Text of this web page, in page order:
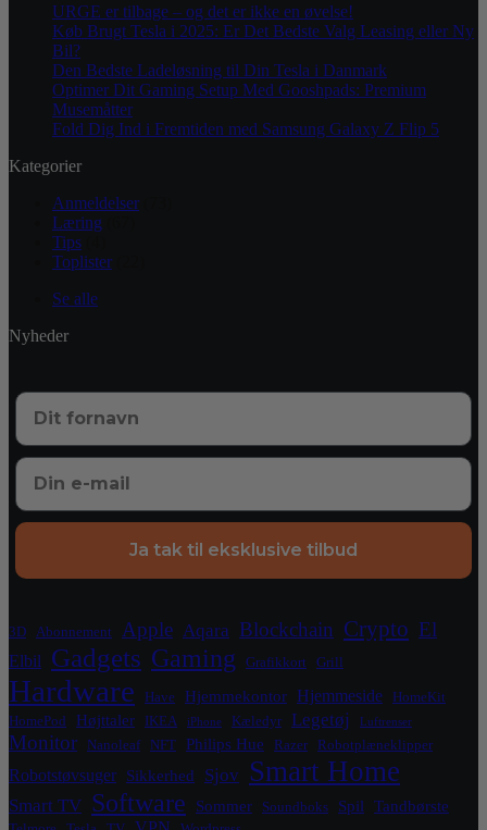
URGE er tilbage – og det er ikke en øvelse!
Køb Brugt Tesla i 2025: Er Det Bedste Valg Leasing eller Ny
Bil?
Den Bedste Ladeløsning til Din Tesla i Danmark
Optimer Dit Gaming Setup Med Gooshpads: Premium
Musemåtter
Fold Dig Ind i Fremtiden med Samsung Galaxy Z Flip 5
Kategorier
Anmeldelser
Læring
Tips
Toplister
Se alle
Nyheder
Ja tak til eksklusive tilbud
3D Abonnement Apple Aqara Blockchain Crypto El
Elbil Gadgets Gaming Grafikkort Grill
Hardware Have Hjemmekontor Hjemmeside
HomeKit
HomePod
Højttaler IKEA iPhone Kæledyr Legetøj Luftrenser
Monitor Nanoleaf NFT Philips Hue Razer Robotplæneklipper
Robotstøvsuger Sikkerhed Sjov Smart Home
Smart TV Software Sommer Soundboks Spil Tandbørste